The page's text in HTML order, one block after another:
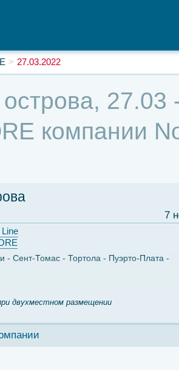
27.03.2022
компании
7
Сент-Томас Тортола
Пуэрто-Плата
двухместном размещении